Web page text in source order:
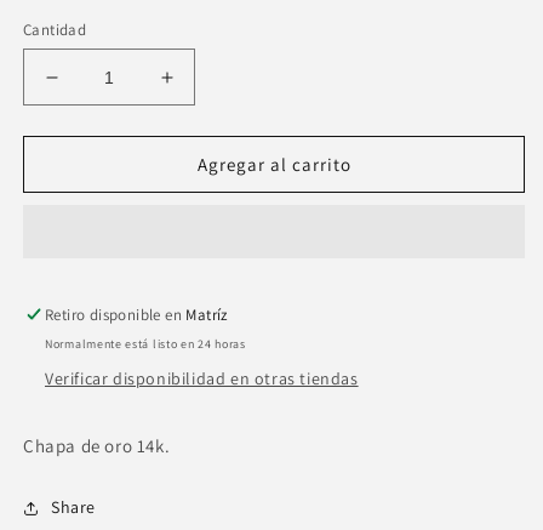
Cantidad
Reducir
cantidad
para
ajustable
Aumentar
cantidad
para
Anillo
ajustable
Agregar al carrito
Retiro disponible en Matríz
Normalmente está listo en 24 horas
Verificar disponibilidad en otras tiendas
Chapa de oro 14k.
Share